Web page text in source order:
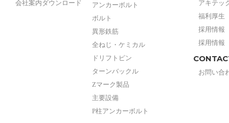
会社案内ダウンロード
アンカーボルト
ボルト
異形鉄筋
全ねじ・ケミカル
ドリフトピン
ターンバックル
Zマーク製品
主要設備
P柱アンカーボルト
アキテッ
福利厚生
採用情報
採用情報
お問い合